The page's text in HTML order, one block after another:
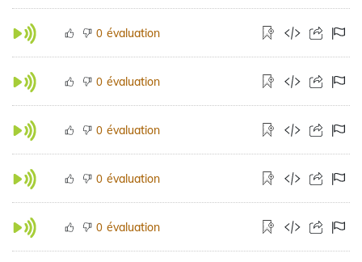
0 évaluation
0 évaluation
0 évaluation
0 évaluation
0 évaluation